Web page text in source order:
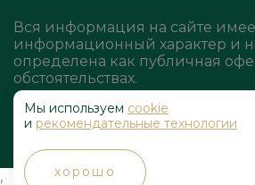
Вся информация на сайте
информационный характер и
определена как публичная
обстоятельствах.
Мы используем cookie
и рекомендательные технологии
хорошо
,